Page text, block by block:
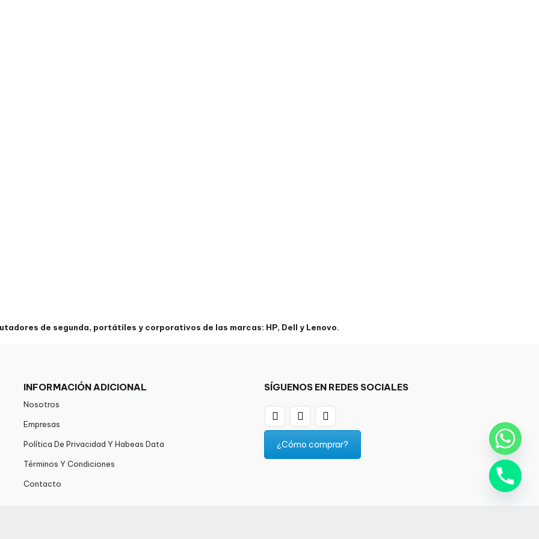
de segunda, portátiles y corporativos de las marcas: HP, Dell y Lenovo.
INFORMACIÓN ADICIONAL
Nosotros
Empresas
Política De Privacidad Y Habeas Data
Términos Y Condiciones
Contacto
SÍGUENOS EN REDES SOCIALES
¿Cómo comprar?